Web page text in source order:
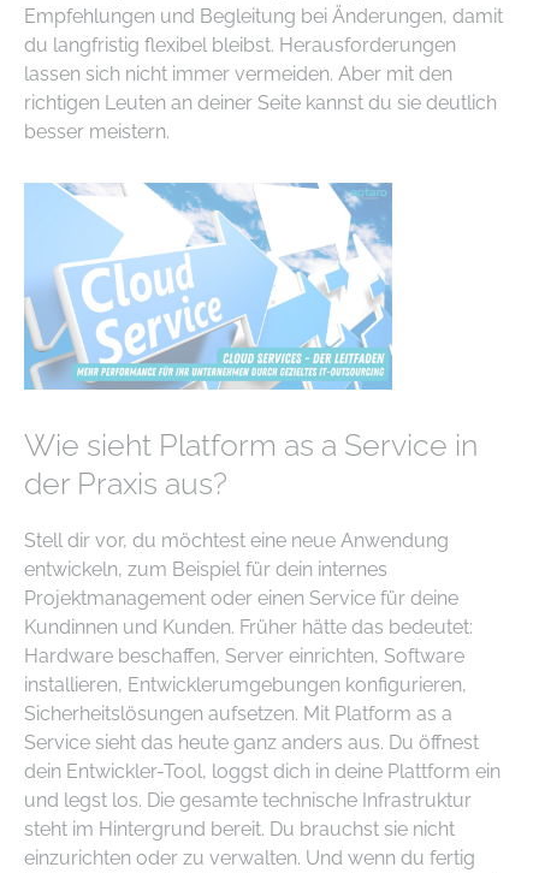
Empfehlungen und Begleitung bei Änderungen, damit
du langfristig flexibel bleibst. Herausforderungen
lassen sich nicht immer vermeiden. Aber mit den
richtigen Leuten an deiner Seite kannst du sie deutlich
besser meistern.
Wie sieht Platform as a Service in
der Praxis aus?
Stell dir vor, du möchtest eine neue Anwendung
entwickeln, zum Beispiel für dein internes
Projektmanagement oder einen Service für deine
Kundinnen und Kunden. Früher hätte das bedeutet:
Hardware beschaffen, Server einrichten, Software
installieren, Entwicklerumgebungen konfigurieren,
Sicherheitslösungen aufsetzen. Mit Platform as a
Service sieht das heute ganz anders aus. Du öffnest
dein Entwickler-Tool, loggst dich in deine Plattform ein
und legst los. Die gesamte technische Infrastruktur
steht im Hintergrund bereit. Du brauchst sie nicht
einzurichten oder zu verwalten. Und wenn du fertig